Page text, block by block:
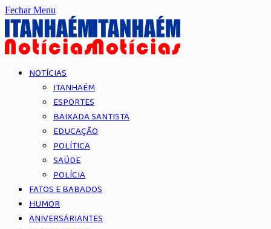
Fechar Menu
NOTÍCIAS
ITANHAÉM
ESPORTES
BAIXADA SANTISTA
EDUCAÇÃO
POLÍTICA
SAÚDE
POLÍCIA
FATOS E BABADOS
HUMOR
ANIVERSÁRIANTES